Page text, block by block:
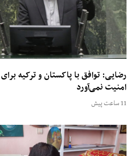
رضایی: توافق با پاکستان و ترکیه
امنیت نمی‌آورد
11 ساعت پیش